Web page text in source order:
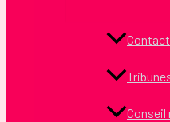
Conseil